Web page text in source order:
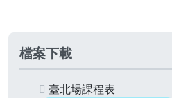
檔案下載
臺北場課程表